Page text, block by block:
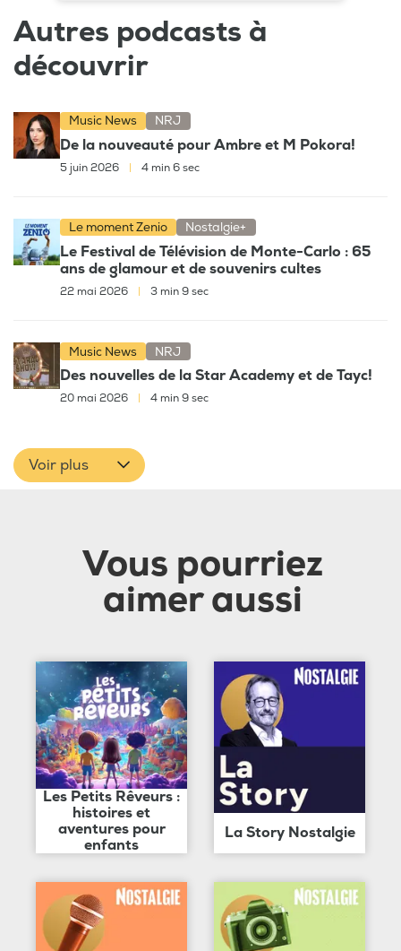
Autres podcasts à
découvrir
Music News NRJ
De la nouveauté pour Ambre et M Pokora!
5 juin 2026 4 min 6 sec
Le moment Zenio Nostalgie+
Le Festival de Télévision de Monte-Carlo : 65
ans de glamour et de souvenirs cultes
22 mai 2026 3 min 9 sec
Music News NRJ
Des nouvelles de la Star Academy et de Tayc!
20 mai 2026 | 4 min 9 sec
Voir plus
Vous pourriez
aimer aussi
Les Petits Rêveurs :
histoires et
aventures pour
enfants
La Story Nostalgie